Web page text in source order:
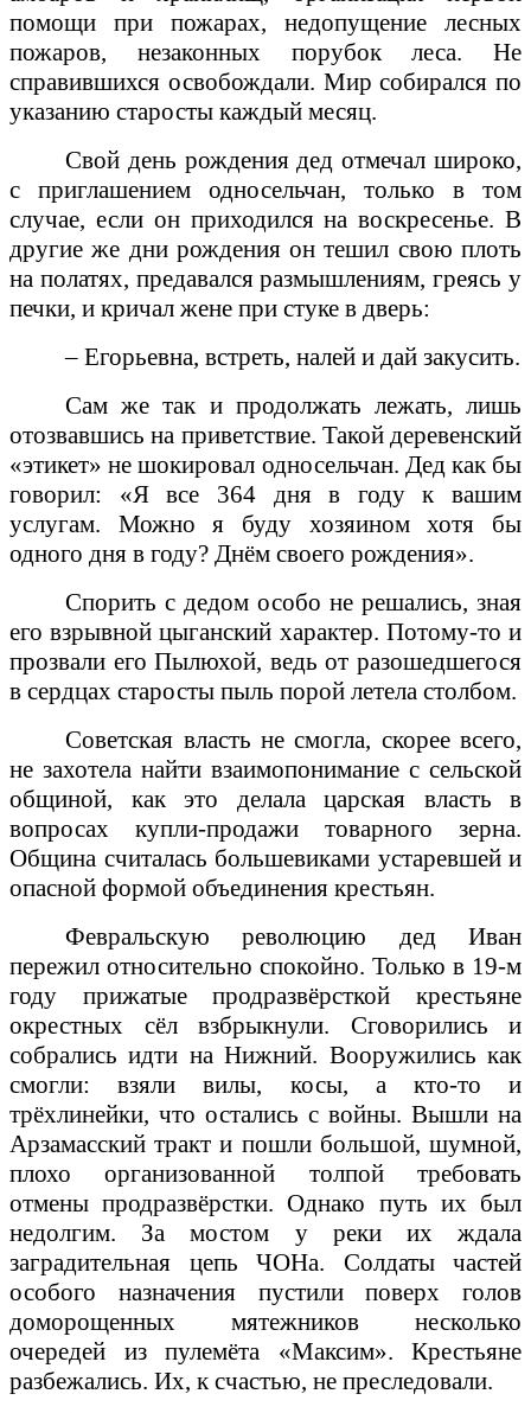
помощи при пожарах, недопущение лесных
пожаров, незаконных порубок леса. Не
справившихся освобождали. Мир собирался по
указанию старосты каждый месяц.
Свой день рождения дед отмечал широко,
с приглашением односельчан, только в том
случае, если он приходился на воскресенье. В
другие же дни рождения он тешил свою плоть
на полатях, предавался размышлениям, греясь у
печки, и кричал жене при стуке в дверь:
– Егорьевна, встреть, налей и дай закусить.
Сам же так и продолжать лежать, лишь
отозвавшись на приветствие. Такой деревенский
«этикет» не шокировал односельчан. Дед как бы
говорил: «Я все 364 дня в году к вашим
услугам. Можно я буду хозяином хотя бы
одного дня в году? Днём своего рождения».
Спорить с дедом особо не решались, зная
его взрывной цыганский характер. Потому-то и
прозвали его Пылюхой, ведь от разошедшегося
в сердцах старосты пыль порой летела столбом.
Советская власть не смогла, скорее всего,
не захотела найти взаимопонимание с сельской
общиной, как это делала царская власть в
вопросах купли-продажи товарного зерна.
Община считалась большевиками устаревшей и
опасной формой объединения крестьян.
Февральскую революцию дед Иван
пережил относительно спокойно. Только в 19-м
году прижатые продразвёрсткой крестьяне
окрестных сёл взбрыкнули. Сговорились и
собрались идти на Нижний. Вооружились как
смогли: взяли вилы, косы, а кто-то и
трёхлинейки, что остались с войны. Вышли на
Арзамасский тракт и пошли большой, шумной,
плохо организованной толпой требовать
отмены продразвёрстки. Однако путь их был
недолгим. За мостом у реки их ждала
заградительная цепь ЧОНа. Солдаты частей
особого назначения пустили поверх голов
доморощенных мятежников несколько
очередей из пулемёта «Максим». Крестьяне
разбежались. Их, к счастью, не преследовали.